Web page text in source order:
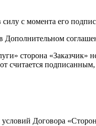
с момента его
сторона
считается
Договора